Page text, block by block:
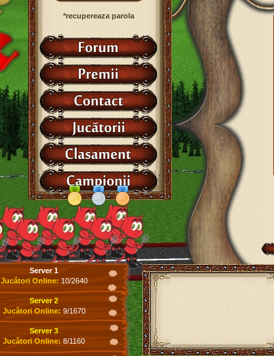
*recupereaza parola
Server 1
Jucători Online: 10/2640
Server 2
Jucători Online: 9/1670
Server 3
Jucători Online: 8/1160